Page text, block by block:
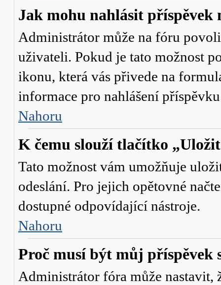
Jak mohu nahlásit příspěvek
Administrátor může na fóru
uživateli. Pokud je tato možnost
ikonu, která vás přivede na
informace pro nahlášení
Nahoru
K čemu slouží tlačítko
Tato možnost vám umožňuje
odeslání. Pro jejich opětovné
dostupné odpovídající nástroje.
Nahoru
Proč musí být můj příspěvek
Administrátor fóra může nastavit,